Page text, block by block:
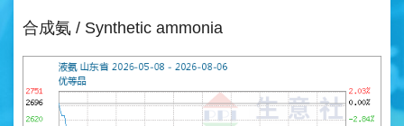
合成氨 / Synthetic ammonia